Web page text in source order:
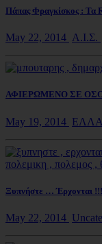
Πάπας Φραγκίσκος : Τα
May 22, 2014 Α.Ι.Σ.
ΑΦΙΕΡΩΜΕΝΟ ΣΕ
May 19, 2014
Ξυπνήστε … Έρχονται !!!
May 22, 2014